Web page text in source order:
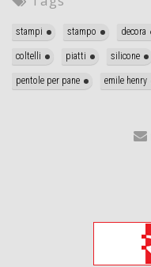
stampi stampo decora
coltelli piatti silicone
pentole per pane emile henry